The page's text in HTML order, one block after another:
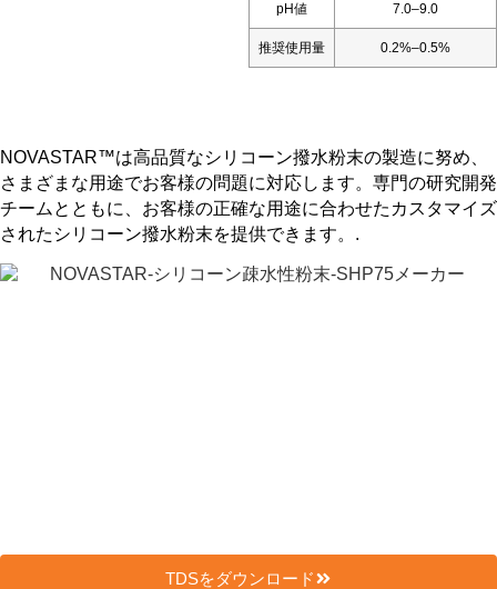
pH値 7.0–9.0
推奨使用量 0.2%–0.5%
NOVASTAR™は高品質なシリコーン撥水粉末の製造に努め、
さまざまな用途でお客様の問題に対応します。専門の研究開発
チームとともに、お客様の正確な用途に合わせたカスタマイズ
されたシリコーン撥水粉末を提供できます。.
TDSをダウンロード